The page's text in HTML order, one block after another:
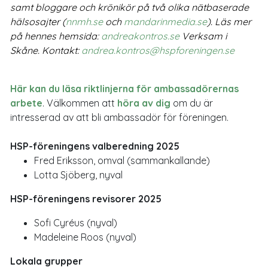
samt bloggare och krönikör på två olika nätbaserade
hälsosajter (nnmh.seoch mandarinmedia.se). Läs mer
på hennes hemsida: andreakontros.se Verksam i
Skåne. Kontakt: andrea.kontros@hspforeningen.se
Här kan du läsa riktlinjerna för ambassadörernas
arbete. Välkommen att höra av dig om du är
intresserad av att bli ambassadör för föreningen.
HSP-föreningens valberedning 2025
Fred Eriksson, omval (sammankallande)
Lotta Sjöberg, nyval
HSP-föreningens revisorer 2025
Sofi Cyréus (nyval)
Madeleine Roos (nyval)
Lokala grupper